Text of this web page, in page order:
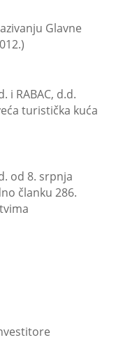
Glavne
i RABAC, d.d.
turistička kuća
od 8. srpnja
članku 286.